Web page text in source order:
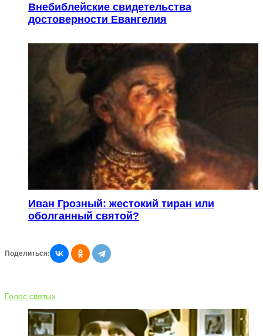
Внебиблейские свидетельства
достоверности Евангелия
Иван Грозный: жестокий тиран или
оболганный святой?
Поделиться:
Голос святых